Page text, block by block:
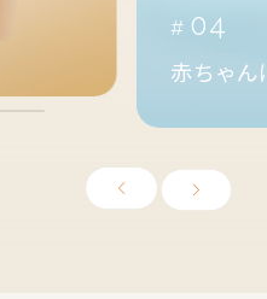
汗っかき